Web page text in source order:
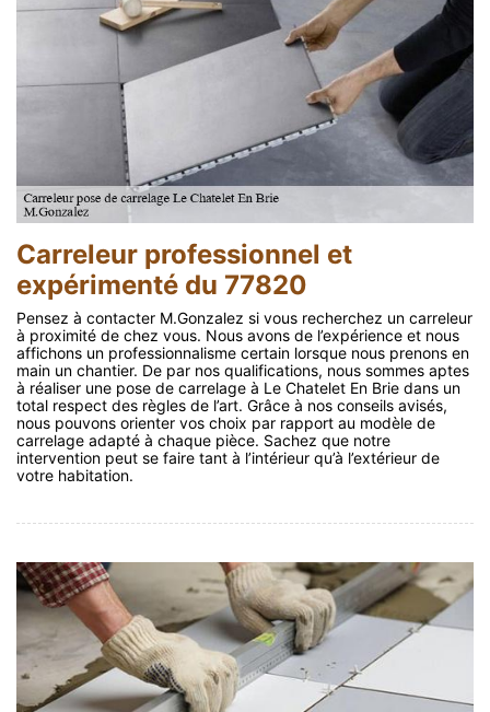
Carreleur professionnel et
expérimenté du 77820
Pensez à contacter M.Gonzalez si vous recherchez un carreleur
à proximité de chez vous. Nous avons de l’expérience et nous
affichons un professionnalisme certain lorsque nous prenons en
main un chantier. De par nos qualifications, nous sommes aptes
à réaliser une pose de carrelage à Le Chatelet En Brie dans un
total respect des règles de l’art. Grâce à nos conseils avisés,
nous pouvons orienter vos choix par rapport au modèle de
carrelage adapté à chaque pièce. Sachez que notre
intervention peut se faire tant à l’intérieur qu’à l’extérieur de
votre habitation.